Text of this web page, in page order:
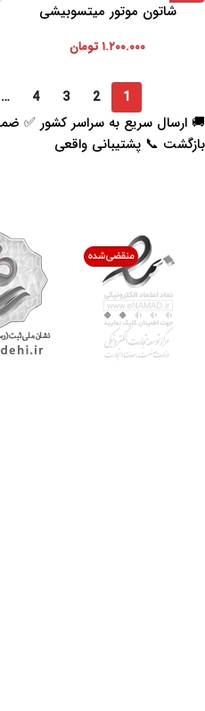
شاتون موتور میتسوبیشی
۱.۲۰۰.۰۰۰تومان
1
2
3
4
…
بازگشت 📞 پشتیبانی واقعی